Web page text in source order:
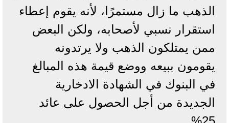
الذهب ما زال مستمرًا، لأنه يقوم إعطاء
استقرار نسبي لأصحابه، ولكن البعض
ممن يمتلكون الذهب ولا يرتدونه
يقومون ببيعه ووضع قيمة هذه المبالغ
في البنوك في الشهادة الادخارية
الجديدة من أجل الحصول على عائد